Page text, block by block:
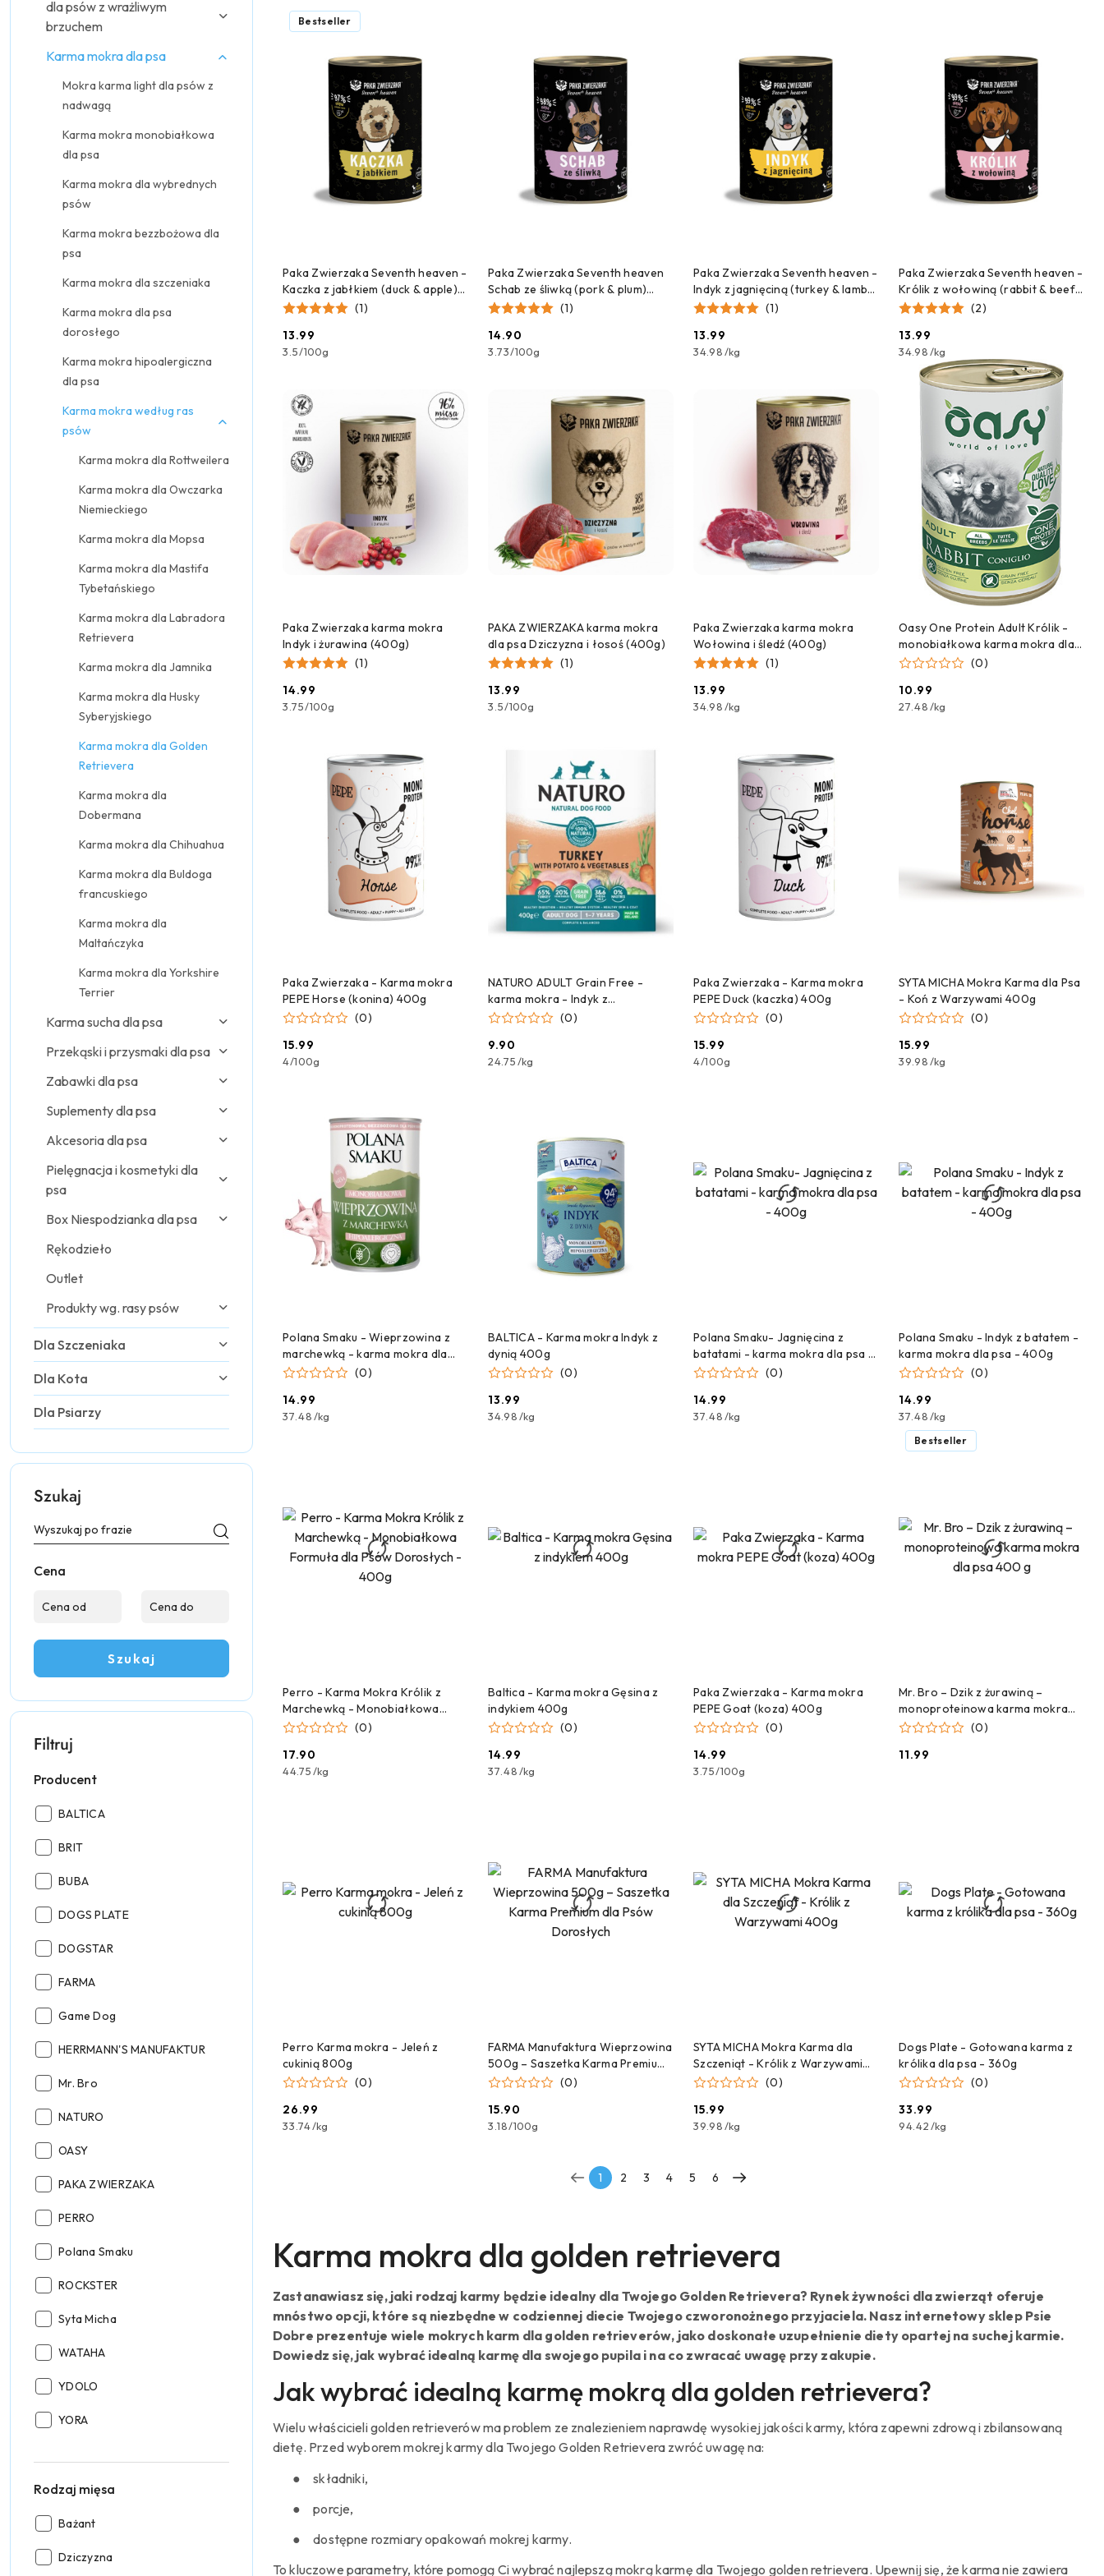
dla psów z wrażliwym
brzuchem
Karma mokra dla psa
Mokra karma light dla psów z
nadwagą
Karma mokra monobiałkowa
dla psa
Karma mokra dla wybrednych
psów
Karma mokra bezzbożowa dla
psa
Karma mokra dla szczeniaka
Karma mokra dla psa
dorosłego
Karma mokra hipoalergiczna
dla psa
Karma mokra według ras
psów
Karma mokra dla Rottweilera
Karma mokra dla Owczarka
Niemieckiego
Karma mokra dla Mopsa
Karma mokra dla Mastifa
Tybetańskiego
Karma mokra dla Labradora
Retrievera
Karma mokra dla Jamnika
Karma mokra dla Husky
Syberyjskiego
Karma mokra dla Golden
Retrievera
Karma mokra dla
Dobermana
Karma mokra dla Chihuahua
Karma mokra dla Buldoga
francuskiego
Karma mokra dla
Maltańczyka
Karma mokra dla Yorkshire
Terrier
Karma sucha dla psa
Przekąski i przysmaki dla psa
Zabawki dla psa
Suplementy dla psa
Akcesoria dla psa
Pielęgnacja i kosmetyki dla
psa
Box Niespodzianka dla psa
Rękodzieło
Outlet
Produkty wg. rasy psów
Dla Szczeniaka
Dla Kota
Dla Psiarzy
Szukaj
Cena
Szukaj
Filtruj
Producent
Producent:
BALTICA
Producent:
BRIT
Producent:
BUBA
Producent:
DOGS PLATE
Producent:
DOGSTAR
Producent:
FARMA
Producent:
Game Dog
Producent:
HERRMANN'S MANUFAKTUR
Producent:
Mr. Bro
Producent:
NATURO
Producent:
OASY
Producent:
PAKA ZWIERZAKA
Producent:
PERRO
Producent:
Polana Smaku
Producent:
ROCKSTER
Producent:
Syta Micha
Producent:
WATAHA
Producent:
YDOLO
Producent:
YORA
Rodzaj mięsa
Rodzaj
Bażant
Rodzaj
Dziczyzna
Najpopularniejsze.
Paka Zwierzaka Seventh heaven -
Kaczka z jabłkiem (duck & apple)
400g
(1)
Cena:
13.99
3.5/100g
Bestseller
Paka Zwierzaka Seventh heaven
Schab ze śliwką (pork & plum)
400g
(1)
Cena:
14.90
3.73/100g
Paka Zwierzaka Seventh heaven -
Indyk z jagnięciną (turkey & lamb)
400g
(1)
Cena:
13.99
34.98/kg
Paka Zwierzaka Seventh heaven -
Królik z wołowiną (rabbit & beef)
400g
(2)
Cena:
13.99
34.98/kg
Paka Zwierzaka karma mokra
Indyk i żurawina (400g)
(1)
Cena:
14.99
3.75/100g
PAKA ZWIERZAKA karma mokra
dla psa Dziczyzna i łosoś (400g)
(1)
Cena:
13.99
3.5/100g
Paka Zwierzaka karma mokra
Wołowina i śledź (400g)
(1)
Cena:
13.99
34.98/kg
Oasy One Protein Adult Królik -
monobiałkowa karma mokra dla
psa - 400G (0)
Cena:
10.99
27.48/kg
DODAJ DO KOSZYKA
Paka Zwierzaka - Karma mokra
PEPE Horse (konina) 400g
(0)
Cena:
15.99
4/100g
NATURO ADULT Grain Free -
karma mokra - Indyk z
ziemniakami i warzywami 400g
(0)
Cena:
9.90
24.75/kg
Paka Zwierzaka - Karma mokra
PEPE Duck (kaczka) 400g
(0)
Cena:
15.99
4/100g
SYTA MICHA Mokra Karma dla Psa
- Koń z Warzywami 400g
(0)
Cena:
15.99
39.98/kg
Polana Smaku - Wieprzowina z
marchewką - karma mokra dla
psa - 400g
(0)
Cena:
14.99
37.48/kg
BALTICA - Karma mokra Indyk z
dynią 400g
(0)
Cena:
13.99
34.98/kg
Polana Smaku- Jagnięcina z
batatami - karma mokra dla psa -
400g
(0)
Cena:
14.99
37.48/kg
Polana Smaku - Indyk z batatem -
karma mokra dla psa - 400g
(0)
Cena:
14.99
37.48/kg
Perro - Karma Mokra Królik z
Marchewką - Monobiałkowa
Formuła dla Psów Dorosłych -
(0)
Cena:
17.90
44.75/kg
DODAJ DO KOSZYKA
Baltica - Karma mokra Gęsina z
indykiem 400g
(0)
Cena:
14.99
37.48/kg
Paka Zwierzaka - Karma mokra
PEPE Goat (koza) 400g
(0)
Cena:
14.99
3.75/100g
Mr. Bro – Dzik z żurawiną –
monoproteinowa karma mokra
dla psa 400 g(0)
Cena:
11.99
Bestseller
Perro Karma mokra - Jeleń z
cukinią 800g
(0)
Cena:
26.99
33.74/kg
DODAJ DO KOSZYKA
FARMA Manufaktura Wieprzowina
500g – Saszetka Karma Premium
dla Psów Dorosłych
(0)
Cena:
15.90
3.18/100g
SYTA MICHA Mokra Karma dla
Szczeniąt - Królik z Warzywami
400g
(0)
Cena:
15.99
39.98/kg
Dogs Plate - Gotowana karma z
królika dla psa - 360g
(0)
Cena:
33.99
94.42/kg
1 2 3 4 5 6
Karma mokra dla golden retrievera
Zastanawiasz się, jaki rodzaj karmy będzie idealny dla Twojego Golden Retrievera? Rynek żywności dla zwierząt oferuje
mnóstwo opcji, które są niezbędne w codziennej diecie Twojego czworonożnego przyjaciela. Nasz internetowy sklep Psie
Dobre prezentuje wiele mokrych karm dla golden retrieverów, jako doskonałe uzupełnienie diety opartej na suchej karmie.
Dowiedz się, jak wybrać idealną karmę dla swojego pupila i na co zwracać uwagę przy zakupie.
Jak wybrać idealną karmę mokrą dla golden retrievera?
Wielu właścicieli golden retrieverów ma problem ze znalezieniem naprawdę wysokiej jakości karmy, która zapewni zdrową i zbilansowaną
dietę. Przed wyborem mokrej karmy dla Twojego Golden Retrievera zwróć uwagę na:
●
składniki,
●
porcje,
●
dostępne rozmiary opakowań mokrej karmy.
To kluczowe parametry, które pomogą Ci wybrać najlepszą mokrą karmę dla Twojego golden retrievera. Upewnij się, że karma nie zawiera